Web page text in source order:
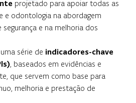
projetado para apoiar todas as
e odontologia na abordagem
e na melhoria dos
série de indicadores-chave
, baseados em evidências e
que servem como base para
melhoria e prestação de